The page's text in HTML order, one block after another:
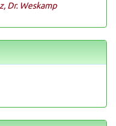
Dr. Weskamp